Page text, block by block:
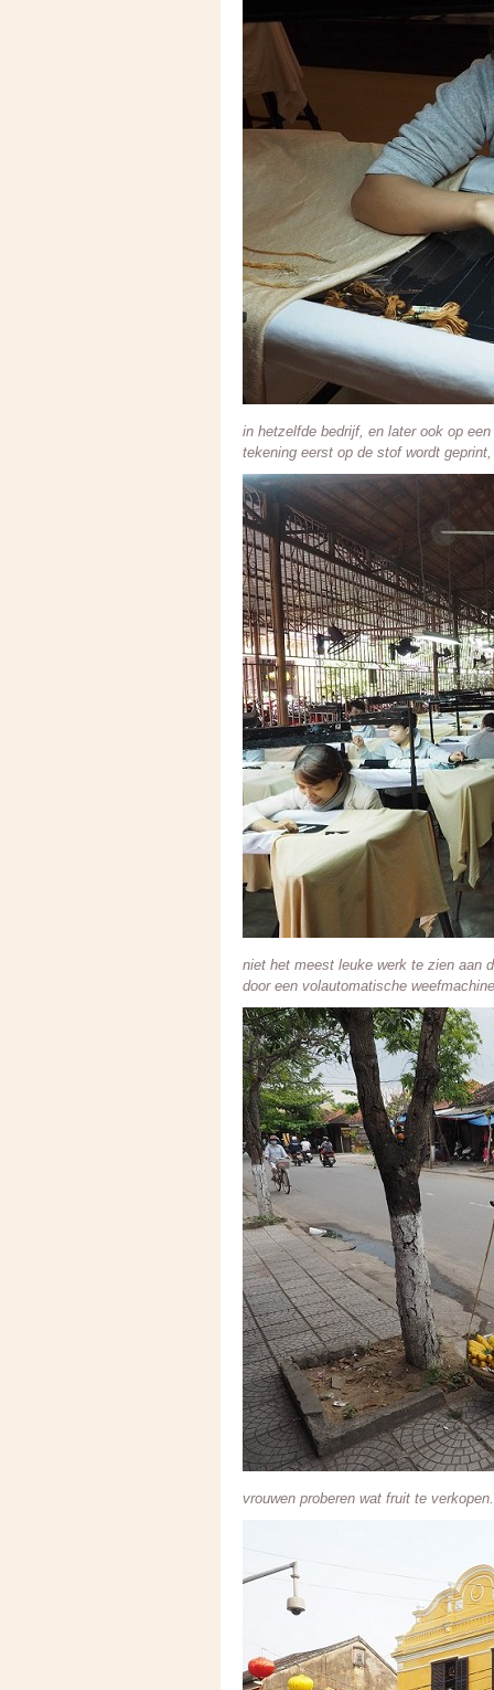
in hetzelfde bedrijf, en later ook op
tekening eerst op de stof wordt
niet het meest leuke werk te zien aan
door een volautomatische
vrouwen proberen wat fruit te